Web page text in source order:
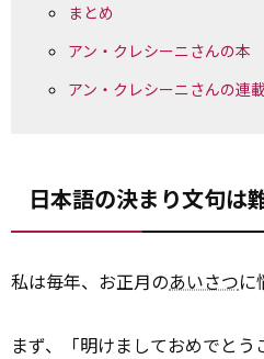
まとめ
アン・クレシーニさんの本
アン・クレシーニさんの連載
日本語の決まり文句は
私は毎年、お正月のあいさつに
まず、「明けましておめでと